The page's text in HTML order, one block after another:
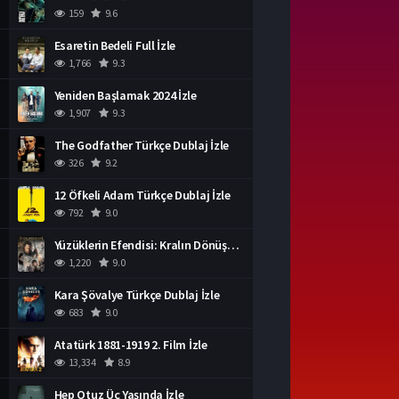
159 9.6
Esaretin Bedeli Full İzle
1,766 9.3
Yeniden Başlamak 2024 İzle
1,907 9.3
The Godfather Türkçe Dublaj İzle
326 9.2
12 Öfkeli Adam Türkçe Dublaj İzle
792 9.0
Yüzüklerin Efendisi: Kralın Dönüşü İzle
1,220 9.0
Kara Şövalye Türkçe Dublaj İzle
683 9.0
Atatürk 1881-1919 2. Film İzle
13,334 8.9
Hep Otuz Üç Yaşında İzle